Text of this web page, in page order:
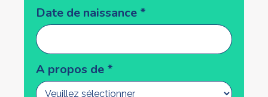
Date de naissance *
A propos de *